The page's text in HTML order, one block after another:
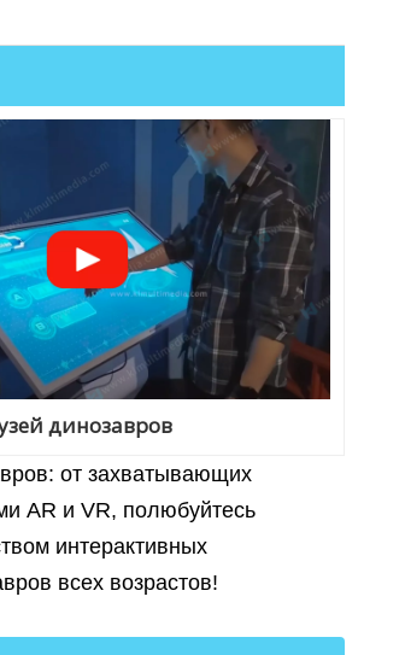
динозавров
от захватывающих
AR и VR, полюбуйтесь
интерактивных
всех возрастов!